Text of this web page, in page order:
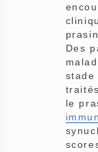
Des
stade
le